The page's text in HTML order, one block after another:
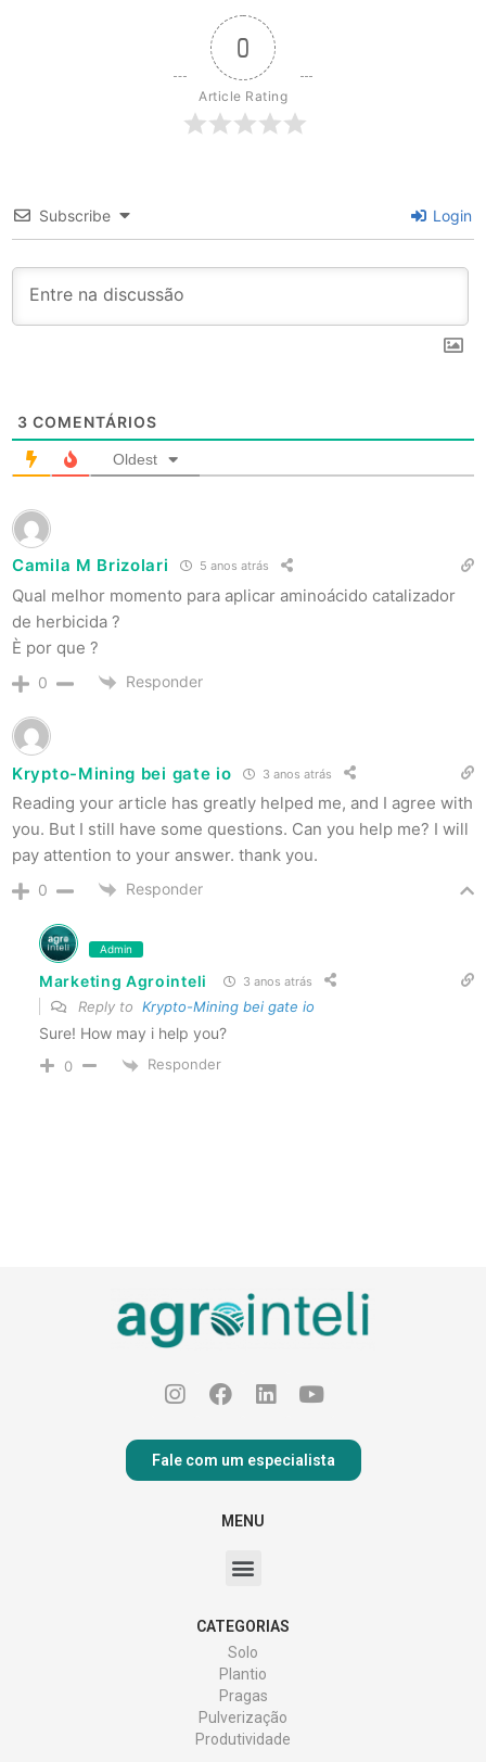
0
Article Rating
Subscribe Login
3 COMENTÁRIOS
Oldest
Camila M Brizolari 5 anos atrás
Qual melhor momento para aplicar aminoácido catalizador
de herbicida ?
È por que ?
0 Responder
Krypto-Mining bei gate io 3 anos atrás
Reading your article has greatly helped me, and I agree with
you. But I still have some questions. Can you help me? I will
pay attention to your answer. thank you.
0 Responder
Admin
Marketing Agrointeli 3 anos atrás
Reply to Krypto-Mining bei gate io
Sure! How may i help you?
0 Responder
Fale com um especialista
MENU
CATEGORIAS
Solo
Plantio
Pragas
Pulverização
Produtividade